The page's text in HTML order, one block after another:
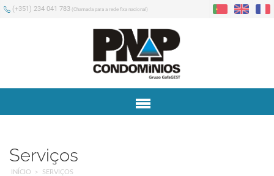
(+351) 234 041 783 (Chamada para a rede fixa nacional)
Menu
Serviços
INÍCIO SERVIÇOS